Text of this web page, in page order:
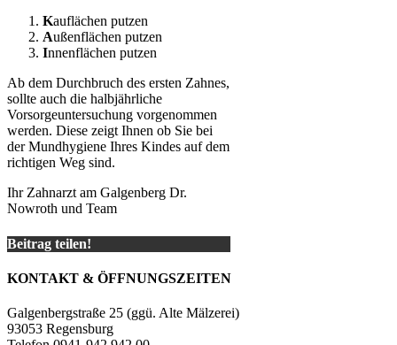
Kauflächen putzen
Außenflächen putzen
Innenflächen putzen
Ab dem Durchbruch des ersten Zahnes,
sollte auch die halbjährliche
Vorsorgeuntersuchung vorgenommen
werden. Diese zeigt Ihnen ob Sie bei
der Mundhygiene Ihres Kindes auf dem
richtigen Weg sind.
Ihr Zahnarzt am Galgenberg Dr.
Nowroth und Team
Beitrag teilen!
KONTAKT & ÖFFNUNGSZEITEN
Galgenbergstraße 25 (ggü. Alte Mälzerei)
93053 Regensburg